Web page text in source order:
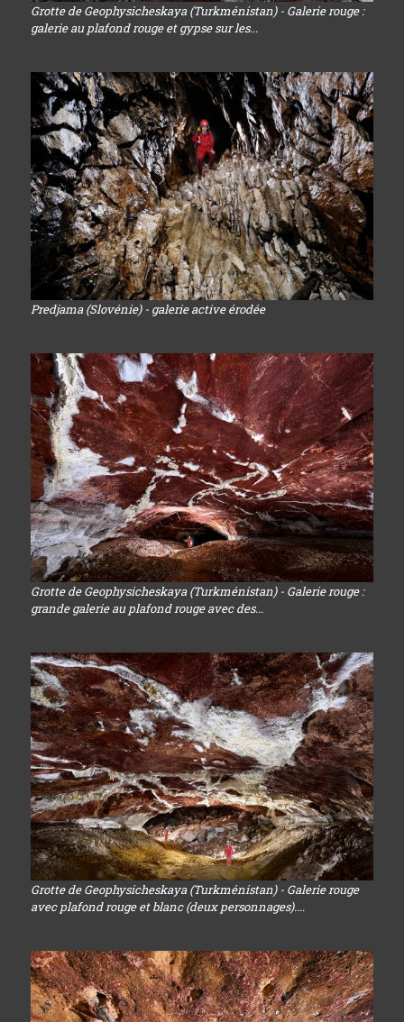
Grotte de Geophysicheskaya (Turkménistan) - Galerie rouge :
galerie au plafond rouge et gypse sur les...
Predjama (Slovénie) - galerie active érodée
Grotte de Geophysicheskaya (Turkménistan) - Galerie rouge :
grande galerie au plafond rouge avec des...
Grotte de Geophysicheskaya (Turkménistan) - Galerie rouge
avec plafond rouge et blanc (deux personnages)....